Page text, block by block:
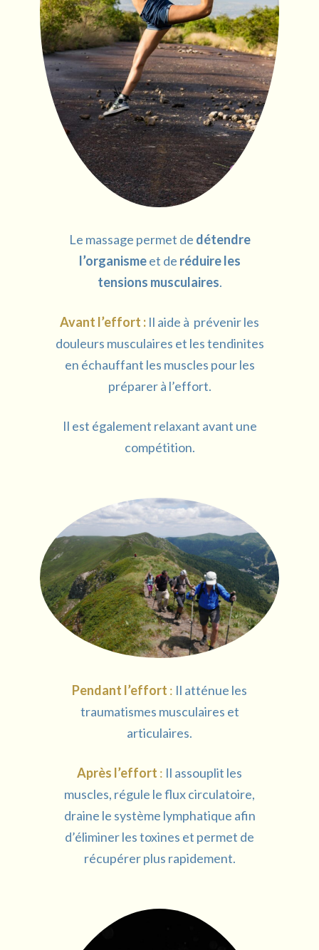
Le massage permet de détendre
l’organismeet de réduire les
tensions musculaires.
Avant l’effort : Il aide à prévenir les
douleurs musculaires et les tendinites
en échauffant les muscles pour les
préparer à l’effort.
Il est également relaxant avant une
compétition.
Pendant l’effort : Il atténue les
traumatismes musculaires et
articulaires.
Après l’effort : Il assouplit les
muscles, régule le flux circulatoire,
draine le système lymphatique afin
d’éliminer les toxines et permet de
récupérer plus rapidement.